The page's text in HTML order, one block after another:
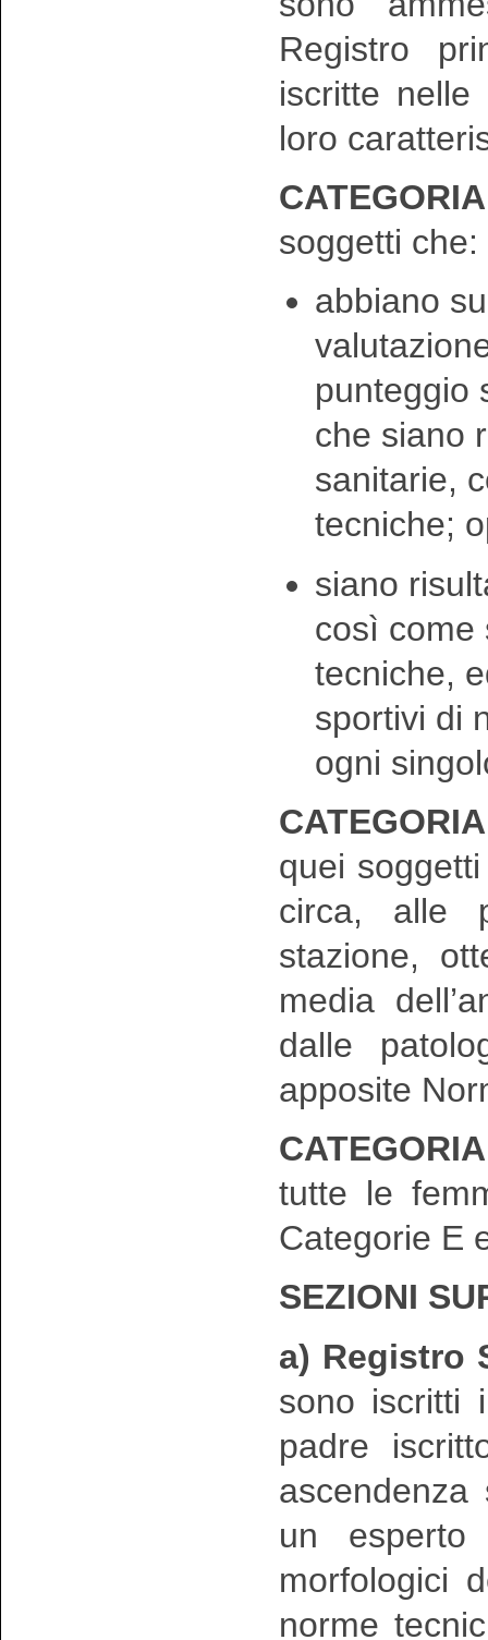
Registro
iscritte
loro
soggetti che:
abbiano
punteggio
che siano
sanitarie,
tecniche;
siano
così come
tecniche,
sportivi di
ogni
quei
circa, alle
stazione,
media
dalle
apposite
tutte le
Categorie E
SEZIONI
a) Registro
sono iscritti
padre
un
morfologici
norme